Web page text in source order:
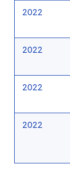
2022
2022
2022
2022